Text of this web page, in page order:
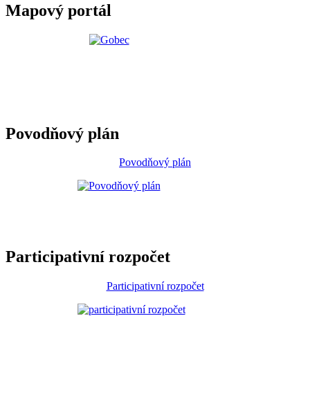
Mapový portál
Povodňový plán
Povodňový plán
Participativní rozpočet
Participativní rozpočet